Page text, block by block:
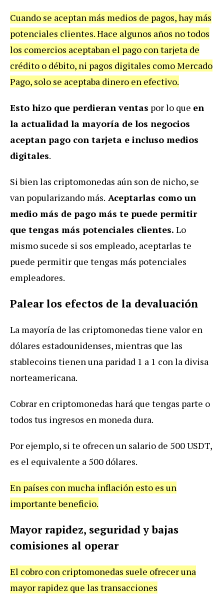
Cuando se aceptan más medios de pagos, hay más
potenciales clientes. Hace algunos años no todos
los comercios aceptaban el pago con tarjeta de
crédito o débito, ni pagos digitales como Mercado
Pago, solo se aceptaba dinero en efectivo.
Esto hizo que perdieran ventas por lo que en
la actualidad la mayoría de los negocios
aceptan pago con tarjeta e incluso medios
digitales.
Si bien las criptomonedas aún son de nicho, se
van popularizando más. Aceptarlas como un
medio más de pago más te puede permitir
que tengas más potenciales clientes. Lo
mismo sucede si sos empleado, aceptarlas te
puede permitir que tengas más potenciales
empleadores.
Palear los efectos de la devaluación
La mayoría de las criptomonedas tiene valor en
dólares estadounidenses, mientras que las
stablecoins tienen una paridad 1 a 1 con la divisa
norteamericana.
Cobrar en criptomonedas hará que tengas parte o
todos tus ingresos en moneda dura.
Por ejemplo, si te ofrecen un salario de 500 USDT,
es el equivalente a 500 dólares.
En países con mucha inflación esto es un
importante beneficio.
Mayor rapidez, seguridad y bajas
comisiones al operar
El cobro con criptomonedas suele ofrecer una
mayor rapidez que las transacciones